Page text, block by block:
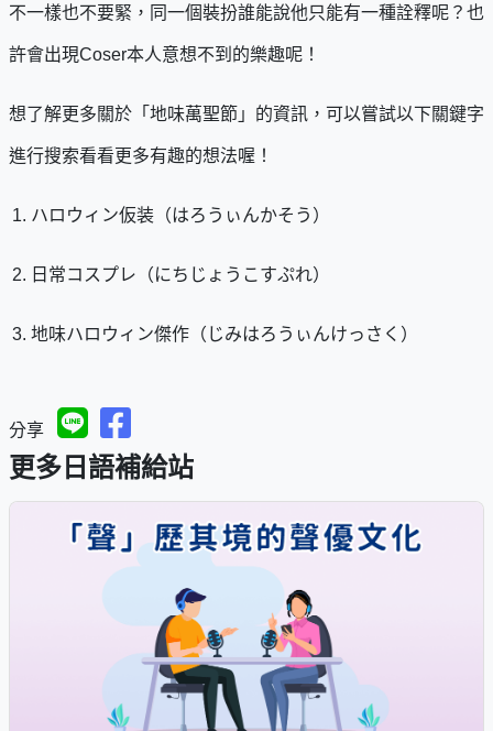
不一樣也不要緊，同一個裝扮誰能說他只能有一種詮釋呢？也
許會出現Coser本人意想不到的樂趣呢！
想了解更多關於「地味萬聖節」的資訊，可以嘗試以下關鍵字
進行搜索看看更多有趣的想法喔！
ハロウィン仮装（はろうぃんかそう）
日常コスプレ（にちじょうこすぷれ）
地味ハロウィン傑作（じみはろうぃんけっさく）
分享
更多日語補給站